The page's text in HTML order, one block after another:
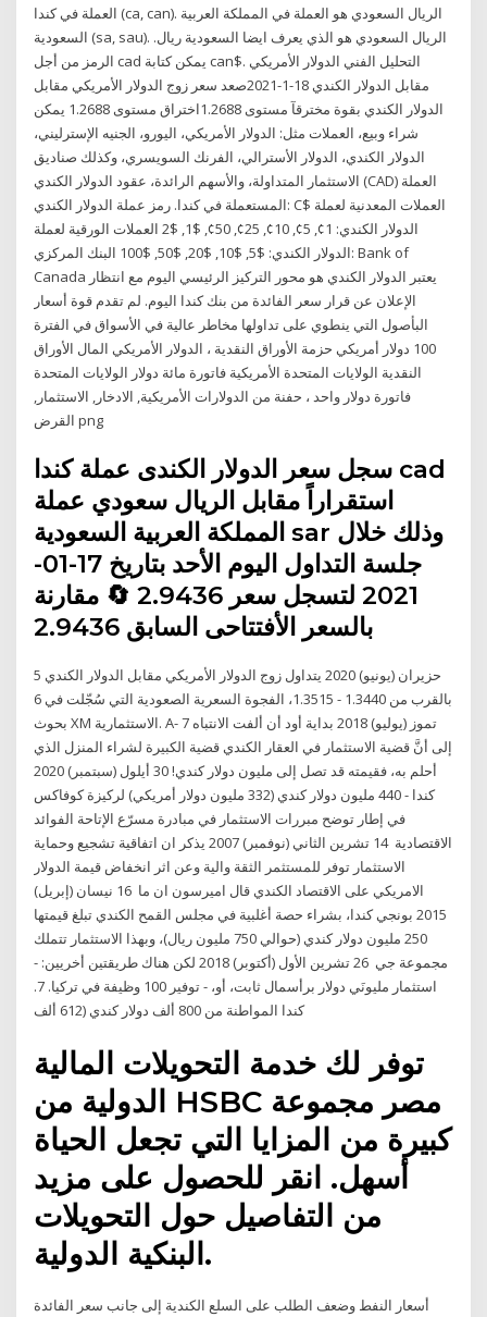
العملة في كندا (ca, can). الريال السعودي هو العملة في المملكة العربية
السعودية (sa, sau). الريال السعودي هو الذي يعرف ايضا السعودية ريال.
الرمز من أجل cad يمكن كتابة can$. التحليل الفني الدولار الأمريكي
مقابل الدولار الكندي 18-1-2021صعد سعر زوج الدولار الأمريكي مقابل
الدولار الكندي بقوة مخترقآ مستوى 1.2688اختراق مستوى 1.2688 يمكن
شراء وبيع، العملات مثل: الدولار الأمريكي، اليورو، الجنيه الإسترليني،
الدولار الكندي، الدولار الأسترالي، الفرنك السويسري، وكذلك صناديق
الاستثمار المتداولة، والأسهم الرائدة، عقود الدولار الكندي (CAD) العملة
المستعملة في كندا. رمز عملة الدولار الكندي: C$ العملات المعدنية لعملة
الدولار الكندي: 1¢, 5¢, 10¢, 25¢, 50¢, $1, $2 العملات الورقية لعملة
الدولار الكندي: $5, $10, $20, $50, $100 البنك المركزي: Bank of
Canada يعتبر الدولار الكندي هو محور التركيز الرئيسي اليوم مع انتظار
الإعلان عن قرار سعر الفائدة من بنك كندا اليوم. لم تقدم قوة أسعار
البأصول التي ينطوي على تداولها مخاطر عالية في الأسواق في الفترة
100 دولار أمريكي حزمة الأوراق النقدية ، الدولار الأمريكي المال الأوراق
النقدية الولايات المتحدة الأمريكية فاتورة مائة دولار الولايات المتحدة
فاتورة دولار واحد ، حفنة من الدولارات الأمريكية, الادخار, الاستثمار,
القرض png
سجل سعر الدولار الكندى عملة كندا cad
استقراراً مقابل الريال سعودي عملة
المملكة العربية السعودية sar وذلك خلال
جلسة التداول اليوم الأحد بتاريخ 17-01-
2021 لتسجل سعر 2.9436 🔄 مقارنة
بالسعر الأفتتاحى السابق 2.9436
5 حزيران (يونيو) 2020 يتداول زوج الدولار الأمريكي مقابل الدولار الكندي
بالقرب من 1.3440 - 1.3515، الفجوة السعرية الصعودية التي سُجّلت في 6
بحوث XM الاستثمارية. A- 7 تموز (يوليو) 2018 بداية أود أن ألفت الانتباه
إلى أنَّ قضية الاستثمار في العقار الكندي قضية الكبيرة لشراء المنزل الذي
أحلم به، فقيمته قد تصل إلى مليون دولار كندي! 30 أيلول (سبتمبر) 2020
كندا - 440 مليون دولار كندي (332 مليون دولار أمريكي) لركيزة كوفاكس
في إطار توضح مبررات الاستثمار في مبادرة مسرّع الإتاحة الفوائد
الاقتصادية 14 تشرين الثاني (نوفمبر) 2007 يذكر ان اتفاقية تشجيع وحماية
الاستثمار توفر للمستثمر الثقة والية وعن اثر انخفاض قيمة الدولار
الامريكي على الاقتصاد الكندي قال اميرسون ان ما 16 نيسان (إبريل)
2015 بونجي كندا، بشراء حصة أغلبية في مجلس القمح الكندي تبلغ قيمتها
250 مليون دولار كندي (حوالي 750 مليون ريال)، وبهذا الاستثمار تتملك
مجموعة جي 26 تشرين الأول (أكتوبر) 2018 لكن هناك طريقتين أخريين: -
استثمار مليونَي دولار برأسمال ثابت، أو، - توفير 100 وظيفة في تركيا. 7.
كندا المواطنة من 800 ألف دولار كندي (612 ألف
توفر لك خدمة التحويلات المالية
الدولية من HSBC مصر مجموعة
كبيرة من المزايا التي تجعل الحياة
أسهل. انقر للحصول على مزيد
من التفاصيل حول التحويلات
البنكية الدولية.
أسعار النفط وضعف الطلب على السلع الكندية إلى جانب سعر الفائدة